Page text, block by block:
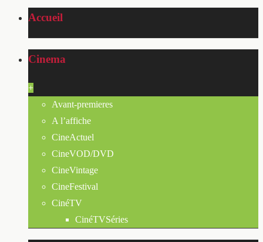
Accueil
Cinema
+
Avant-premieres
A l’affiche
CineActuel
CineVOD/DVD
CineVintage
CineFestival
CinéTV
CinéTVSéries